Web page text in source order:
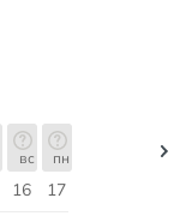
16
вс
17
пн